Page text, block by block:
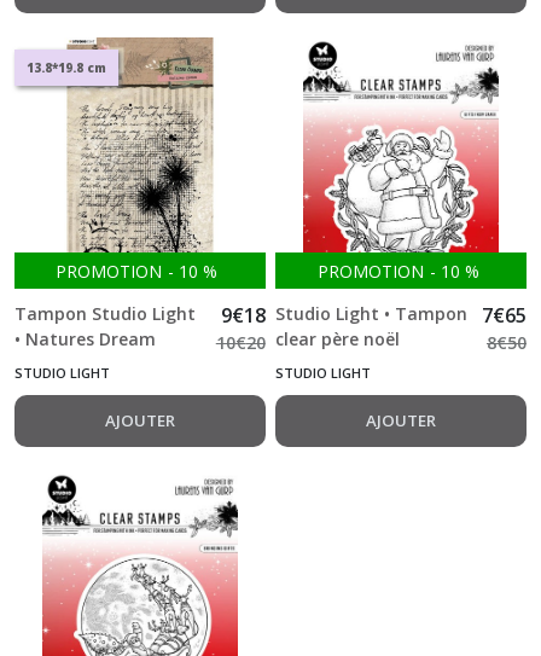
13.8*19.8 cm
PROMOTION - 10 %
Tampon Studio Light
• Natures Dream
Clear Stamp
9€18
10€20
STUDIO LIGHT
AJOUTER
PROMOTION - 10 %
Studio Light • Tampon
clear père noël
7€65
8€50
STUDIO LIGHT
AJOUTER